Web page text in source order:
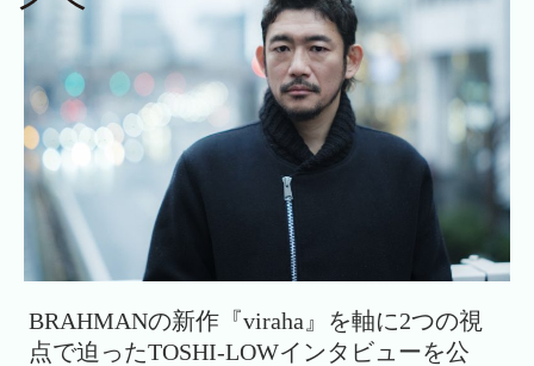
BRAHMANの新作『viraha』を軸に2つの視
点で迫ったTOSHI-LOWインタビューを公